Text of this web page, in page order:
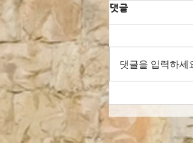
받으셨나요?
댓글
댓글을 입력하세